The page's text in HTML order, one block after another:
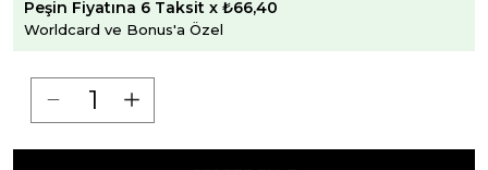
Peşin Fiyatına 6 Taksit x ₺66,40
Worldcard ve Bonus'a Özel